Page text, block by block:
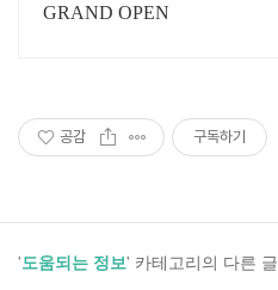
GRAND OPEN
공감 구독하기
'도움되는 정보' 카테고리의 다른 글